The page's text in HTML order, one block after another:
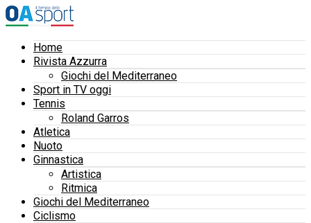
Home
Rivista Azzurra
Giochi del Mediterraneo
Sport in TV oggi
Tennis
Roland Garros
Atletica
Nuoto
Ginnastica
Artistica
Ritmica
Giochi del Mediterraneo
Ciclismo